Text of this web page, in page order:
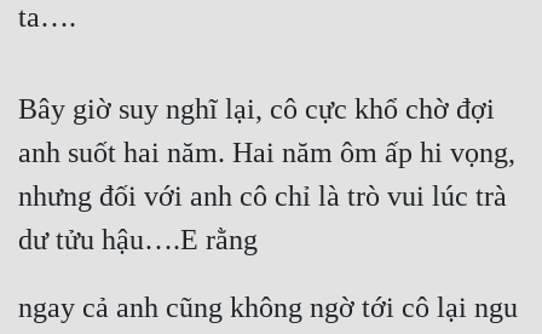
ta….
Bây giờ suy nghĩ lại, cô cực khổ chờ đợi
anh suốt hai năm. Hai năm ôm ấp hi vọng,
nhưng đối với anh cô chỉ là trò vui lúc trà
dư tửu hậu….E rằng
ngay cả anh cũng không ngờ tới cô lại ngu